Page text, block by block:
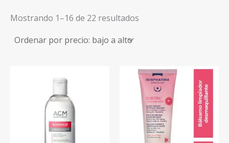
Precio:$327 $1,239
Mostrando 1–16 de 22 resultados